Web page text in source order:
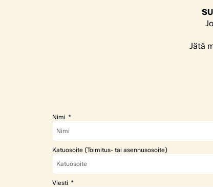
Jätä
Nimi
Katuosoite (Toimitus- tai asennusosoite)
Viesti